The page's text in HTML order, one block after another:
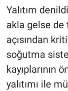
Yalıtım
akla gelse de
açısından
soğutma
kayıplarının
yalıtımı ile